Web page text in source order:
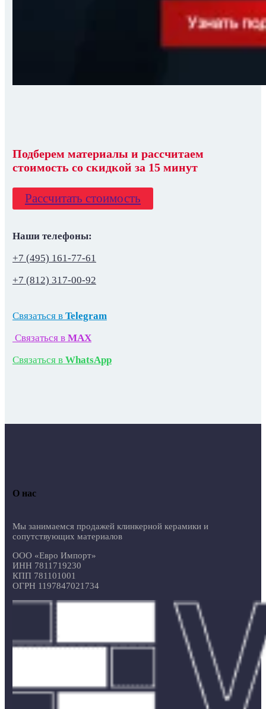
Подберем материалы и рассчитаем
стоимость со скидкой за 15 минут
Рассчитать стоимость
Наши телефоны:
+7 (495) 161-77-61
+7 (812) 317-00-92
Связаться в Telegram
Связаться в MAX
Связаться в WhatsApp
О нас
Мы занимаемся продажей клинкерной керамики и
сопутствующих материалов
ООО «Евро Импорт»
ИНН 7811719230
КПП 781101001
ОГРН 1197847021734